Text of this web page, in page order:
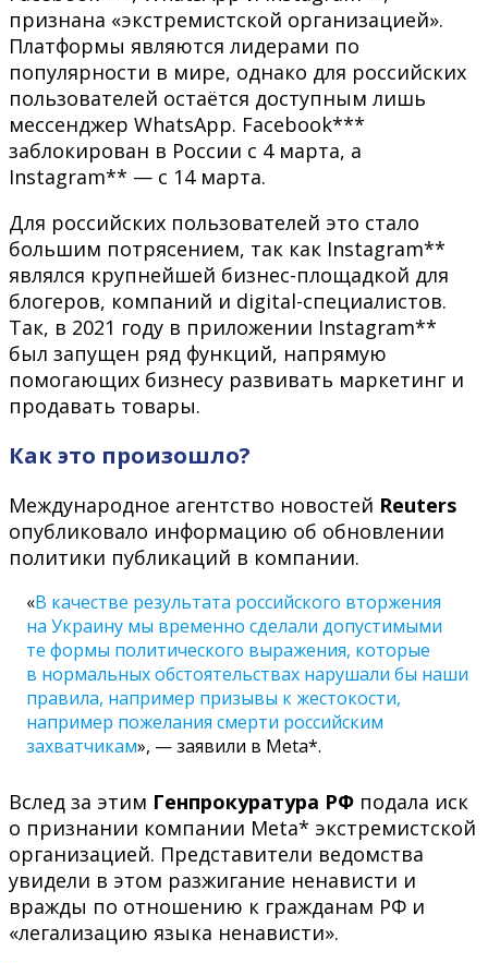
признана «экстремистской организацией».
Платформы являются лидерами по
популярности в мире, однако для российских
пользователей остаётся доступным лишь
мессенджер WhatsApp. Facebook***
заблокирован в России с 4 марта, а
Instagram** — c 14 марта.
Для российских пользователей это стало
большим потрясением, так как Instagram**
являлся крупнейшей бизнес-площадкой для
блогеров, компаний и digital-специалистов.
Так, в 2021 году в приложении Instagram**
был запущен ряд функций, напрямую
помогающих бизнесу развивать маркетинг и
продавать товары.
Как это произошло?
Международное агентство новостей Reuters
опубликовало информацию об обновлении
политики публикаций в компании.
«В качестве результата российского вторжения
на Украину мы временно сделали допустимыми
те формы политического выражения, которые
в нормальных обстоятельствах нарушали бы наши
правила, например призывы к жестокости,
например пожелания смерти российским
захватчикам», — заявили в Meta*.
Вслед за этим Генпрокуратура РФ подала иск
о признании компании Meta* экстремистской
организацией. Представители ведомства
увидели в этом разжигание ненависти и
вражды по отношению к гражданам РФ и
«легализацию языка ненависти».